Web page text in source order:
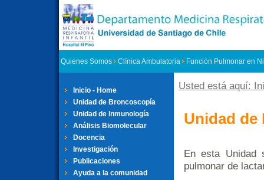
Quienes Somos Clínica Ambulatoria Función Pulmonar en
Inicio - Home
Unidad de Broncoscopía
Unidad de Inmunología
Análisis Biomolecular
Docencia
Investigación
Publicaciones
Ayuda a la comunidad
Se
Usted está aquí:
Unidad de
En esta Unidad
pulmonar de